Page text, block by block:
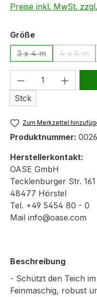
Preise inkl. MwSt.
Größeauswählen
3 x 4 m
(Diese Option ist
4 x 8 m
Produkt
Stck
Zum Merkzettel
Produktnummer:
Herstellerkontakt:
OASE GmbH
Tecklenburger Str. 161
48477 Hörstel
Tel. +49 5454 80 - 0
Mail info@oase.com
Beschreibung
- Schützt den Teich
Feinmaschig, robust